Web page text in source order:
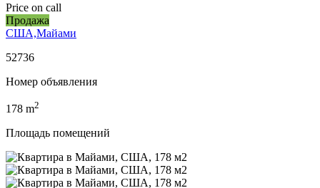
Price on call
Продажа
США,Майами
52736
Номер объявления
178 m2
Площадь помещений